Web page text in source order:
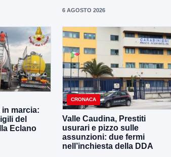
6 AGOSTO 2026
in marcia:
del
Eclano
CRONACA
Valle Caudina, Prestiti
usurari e pizzo sulle
assunzioni: due fermi
nell’inchiesta della DDA